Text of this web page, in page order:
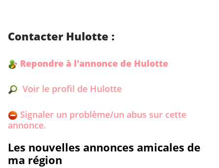
Contacter Hulotte :
Repondre à l'annonce de Hulotte
Voir le profil de Hulotte
Signaler un problème/un abus sur cette
annonce.
Les nouvelles annonces amicales de
ma région